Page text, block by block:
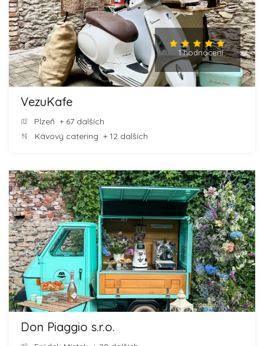
1 hodnocení
VezuKafe
Plzeň + 67 dalších
Kávový catering + 12 dalších
Don Piaggio s.r.o.